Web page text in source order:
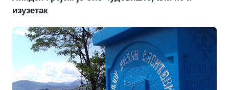
изузетак